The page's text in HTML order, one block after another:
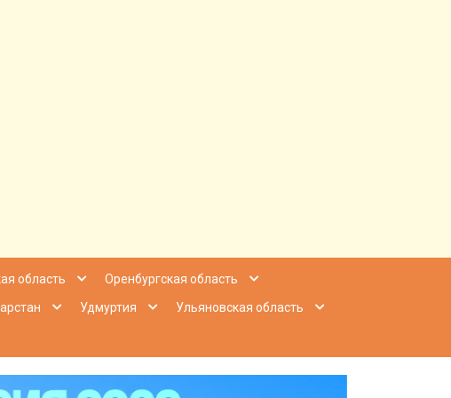
Приволжье
область
Оренбургская область
Удмуртия
Ульяновская область